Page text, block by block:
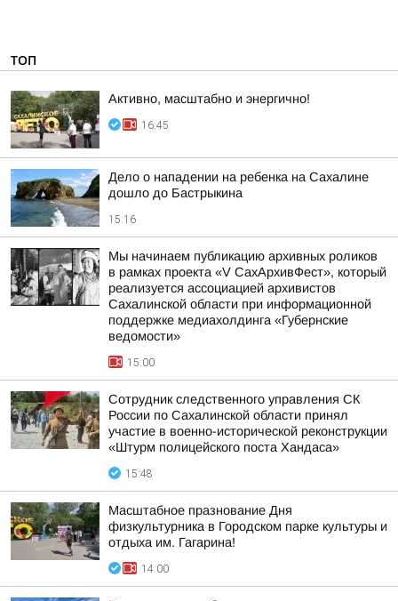
ТОП
Активно, масштабно и энергично!
16:45
Дело о нападении на ребенка на Сахалине
дошло до Бастрыкина
15:16
Мы начинаем публикацию архивных роликов
в рамках проекта «V СахАрхивФест», который
реализуется ассоциацией архивистов
Сахалинской области при информационной
поддержке медиахолдинга «Губернские
ведомости»
15:00
Сотрудник следственного управления СК
России по Сахалинской области принял
участие в военно-исторической реконструкции
«Штурм полицейского поста Хандаса»
15:48
Масштабное празнование Дня
физкультурника в Городском парке культуры и
отдыха им. Гагарина!
14:00